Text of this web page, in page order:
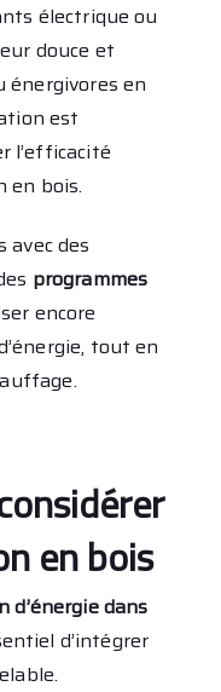
électrique ou
douce et
en
est
l’efficacité
en bois.
avec des
programmes
encore
tout en
en bois
d’énergie dans
d’intégrer